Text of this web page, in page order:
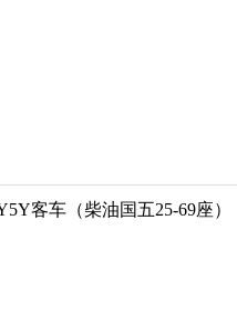
客车（柴油国五25-69座）